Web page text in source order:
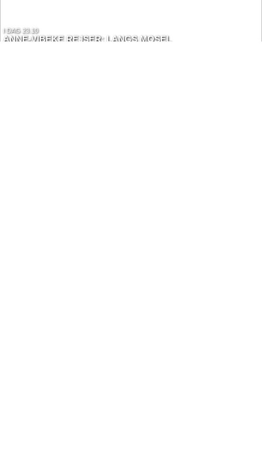
I DAG 23.10
ANNE-VIBEKE REJSER: LANGS MOSEL